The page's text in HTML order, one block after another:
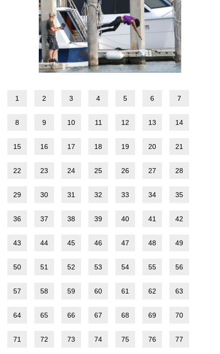
1 2 3 4 5 6 7
8 9 10 11 12 13 14
15 16 17 18 19 20 21
22 23 24 25 26 27 28
29 30 31 32 33 34 35
36 37 38 39 40 41 42
43 44 45 46 47 48 49
50 51 52 53 54 55 56
57 58 59 60 61 62 63
64 65 66 67 68 69 70
71 72 73 74 75 76 77